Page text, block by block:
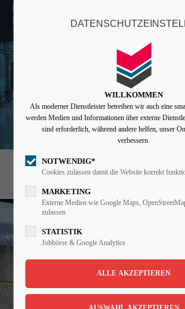
Passwort
Angemeldet bleiben
Anmelden
Register
Lorem ipsum dolor sit amet:
KREISSPARKASSE
WILLKOMMEN
Als moderner Dienstleister betreiben wir auch eine
werden Medien und Informationen über externe
sind erforderlich, während andere helfen, unser
verbessern.
NOTWENDIG*
Cookies zulassen damit die Website korrekt
MARKETING
Externe Medien wie Google Maps,
zulassen
STATISTIK
Jobbörse & Google Analytics